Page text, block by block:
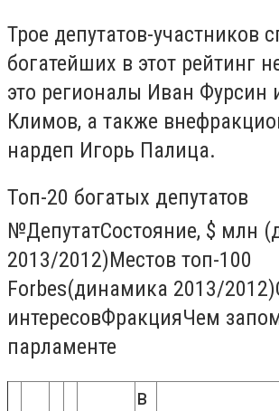
Трое депутатов-участников
богатейших в этот рейтинг
это регионалы Иван Фурсин
Климов, а также
нардеп Игорь Палица.
Топ-20 богатых депутатов
№ДепутатСостояние, $ млн
2013/2012)Местов топ-100
Forbes(динамика 2013/
интересовФракцияЧем
парламенте
в